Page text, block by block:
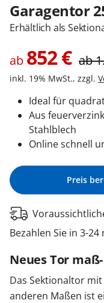
Kontakt / Hilfe
Garagentor
Erhältlich als
ab 852€ ab
inkl. 19% MwSt., zzgl.
Ideal für
Aus
Stahlblech
Online schnell
Preis
Bezahlen Sie in 3-
Neues Tor
Das Sektionaltor
anderen Maßen ist